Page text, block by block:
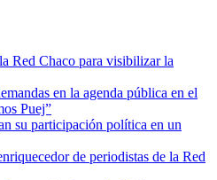
Red Chaco para visibilizar la
en la agenda pública en el
Puej”
su participación política en un
de periodistas de la Red